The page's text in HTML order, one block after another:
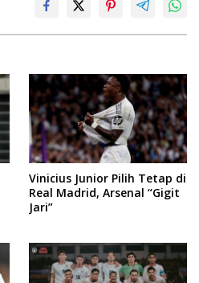
Vinicius Junior Pilih Tetap di
Real Madrid, Arsenal “Gigit
Jari”